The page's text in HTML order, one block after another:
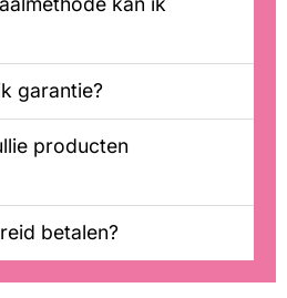
garantie?
producten
betalen?